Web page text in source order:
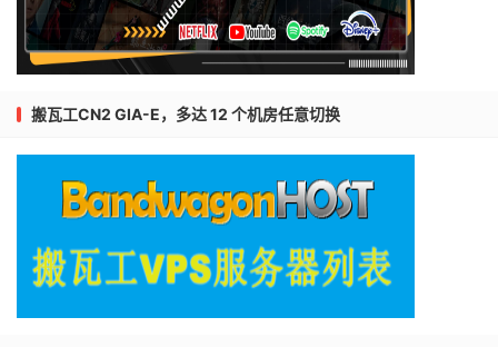
搬瓦工CN2 GIA-E，多达 12 个机房任意切换